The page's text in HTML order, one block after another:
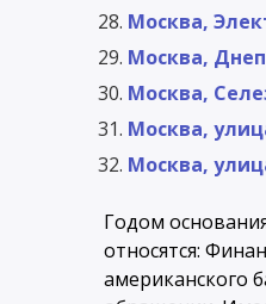
Москва,
Москва,
Москва,
Москва,
Москва,
Годом
относятся:
американского